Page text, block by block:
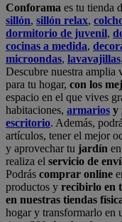
Conforama es tu tienda
sillón, sillón relax,
dormitorio de juvenil,
cocinas a medida,
microondas, lavavajillas,
Descubre nuestra amplia
para tu hogar, con los
espacio en el que vives
habitaciones, armarios y
escritorio. Además,
artículos, tener el mejor
y aprovechar tu jardín
realiza el servicio de
Podrás comprar online
productos y recibirlo en
en nuestras tiendas
hogar y transformarlo en